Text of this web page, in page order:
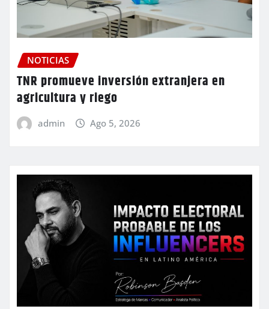
NOTICIAS
TNR promueve inversión extranjera en
agricultura y riego
admin Ago 5, 2026